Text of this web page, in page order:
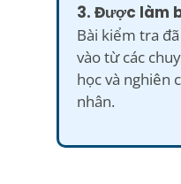
3. Được làm
Bài kiểm tra
vào từ các
học và nghiên
nhân.